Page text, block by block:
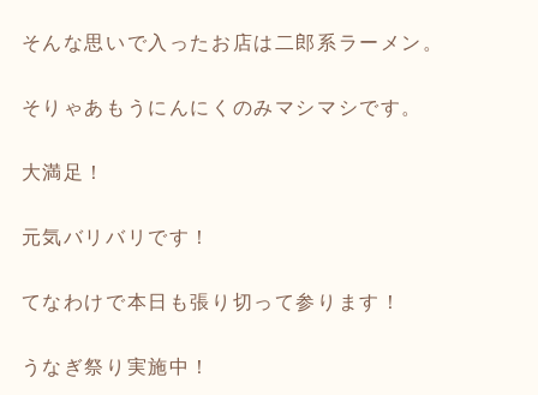
そんな思いで入ったお店は二郎系ラーメン。
そりゃあもうにんにくのみマシマシです。
大満足！
元気バリバリです！
てなわけで本日も張り切って参ります！
うなぎ祭り実施中！